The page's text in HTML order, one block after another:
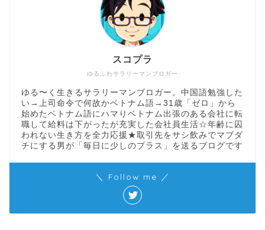
ゆるふわサラリーマンブロガー
スコプラ
ゆる〜く生きるサラリーマンブロガー。中国語勉強した
い→上司命令で何故かベトナム語→31歳「ゼロ」から
始めたベトナム語にハマりベトナム出張のある会社に転
職して給料は下がったが充実した会社員生活☆年齢に囚
われない生き方を全力応援★取引先をサシ飲みでマブダ
チにする男が「毎日に少しのプラス」を送るブログです
＼ Follow me ／